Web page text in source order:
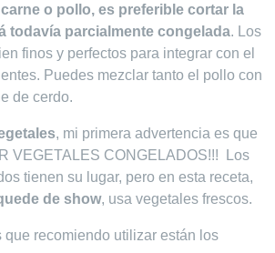
o pollo, es preferible cortar la
todavía parcialmente congelada. Los
finos y perfectos para integrar con el
Puedes mezclar tanto el pollo con
de cerdo.
, mi primera advertencia es que
VEGETALES CONGELADOS!!! Los
tienen su lugar, pero en esta receta,
de show, usa vegetales frescos.
que recomiendo utilizar están los